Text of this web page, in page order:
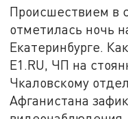
Происшествием в
отметилась ночь
Екатеринбурге.
E1.RU, ЧП на
Чкаловскому
Афганистана